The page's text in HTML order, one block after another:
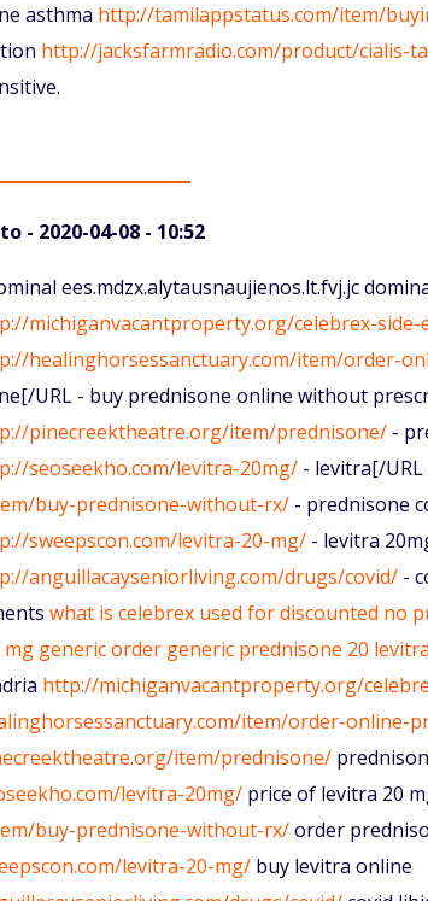
asthma http://tamilappstatus.com/item/
http://jacksfarmradio.com/product/cialis-
- 2020-04-08 - 10:52
ees.mdzx.alytausnaujienos.lt.fvj.jc
michiganvacantproperty.org/celebrex-side-
healinghorsessanctuary.com/item/order-
URL - buy prednisone online without
pinecreektheatre.org/item/prednisone/ -
seoseekho.com/levitra-20mg/ - levitra[/URL
buy-prednisone-without-rx/ - prednisone
sweepscon.com/levitra-20-mg/ - levitra
anguillacayseniorliving.com/drugs/covid/ -
what is celebrex used fordiscounted no
genericorder generic prednisone 20
http://michiganvacantproperty.org/
item/order-online-
item/prednisone/
levitra-20mg/ price of levitra 20
buy-prednisone-without-rx/order
levitra-20-mg/ buy levitra online